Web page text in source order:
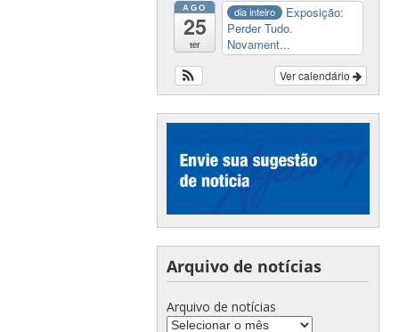
AGO
25
ter
dia inteiro
Exposição:
Perder Tudo.
Novament...
Ver calendário
Arquivo de notícias
Arquivo de notícias